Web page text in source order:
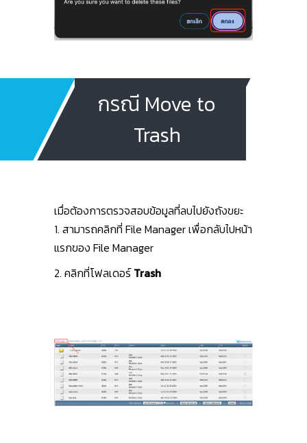
กรณี Move to
Trash
เมื่อต้องการตรวจสอบข้อมูลที่ลบไปยังถังขยะ
1. สามารถคลิกที่ File Manager เพื่อกลับไปหน้า
แรกของ File Manager
2. คลิกที่โฟลเดอร์Trash